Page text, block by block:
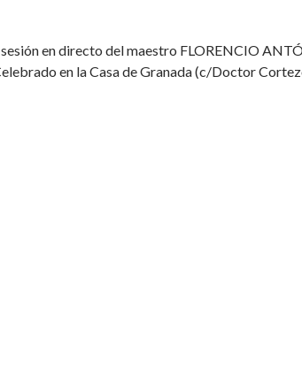
en directo del maestro FLORENCIO
en la Casa de Granada (c/Doctor